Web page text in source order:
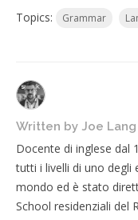
Topics: Grammar
Written by Joe Lang
Docente di inglese dal
tutti i livelli di uno
mondo ed è stato
School residenziali del